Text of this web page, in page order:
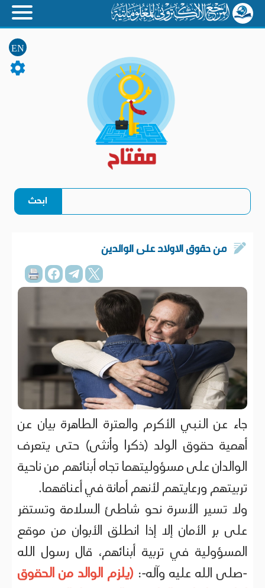
EN
من حقوق الاولاد على الوالدين
جاء عن النبي الأكرم والعترة الطاهرة بيان عن
أهمية حقوق الولد (ذكرا وأنثى) حتى يتعرف
الوالدان على مسؤوليتهما تجاه أبنائهم من ناحية
تربيتهم ورعايتهم لأنهم أمانة في أعناقهما.
ولا تسير الأسرة نحو شاطئ السلامة وتستقر
على بر الأمان إلا إذا انطلق الأبوان من موقع
المسؤولية في تربية أبنائهم، قال رسول الله
-صلى الله عليه وآله-: (يلزم الوالد من الحقوق